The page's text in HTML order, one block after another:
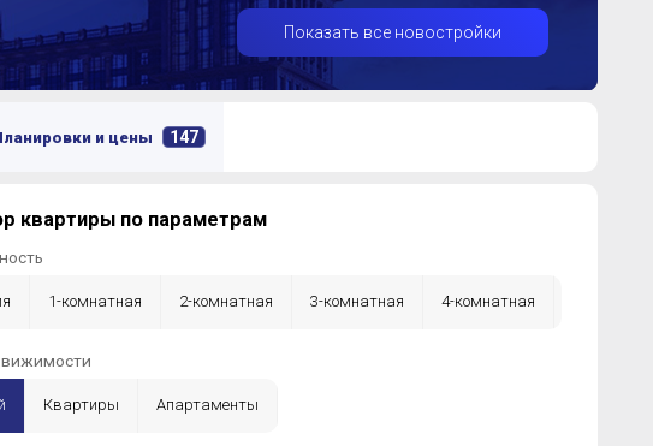
Показать все новостройки
и цены 147
квартиры по параметрам
1-комнатная 2-комнатная 3-комнатная 4-комнатная
+
Квартиры Апартаменты